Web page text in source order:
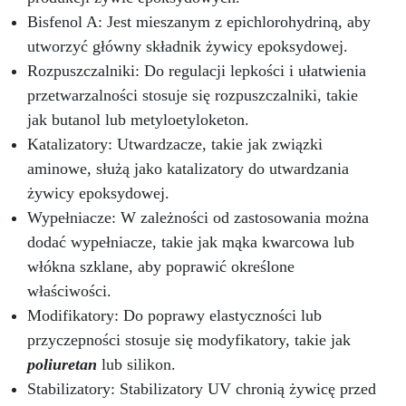
funkcjonalną przestrzeń dzięki naszemu
zestawowi Granit Black Galaxy do blatu
roboczego z żywicy epoksydowej i pozwól, aby
Twoja kuchnia lśniła blaskiem i stylem.
Bisfenol A: Jest mieszanym z epichlorohydriną, aby
utworzyć główny składnik żywicy epoksydowej.
Rozpuszczalniki: Do regulacji lepkości i ułatwienia
przetwarzalności stosuje się rozpuszczalniki, takie
jak butanol lub metyloetyloketon.
Katalizatory: Utwardzacze, takie jak związki
aminowe, służą jako katalizatory do utwardzania
żywicy epoksydowej.
Wypełniacze: W zależności od zastosowania można
dodać wypełniacze, takie jak mąka kwarcowa lub
włókna szklane, aby poprawić określone
właściwości.
Modifikatory: Do poprawy elastyczności lub
przyczepności stosuje się modyfikatory, takie jak
poliuretan lub silikon.
Stabilizatory: Stabilizatory UV chronią żywicę przed